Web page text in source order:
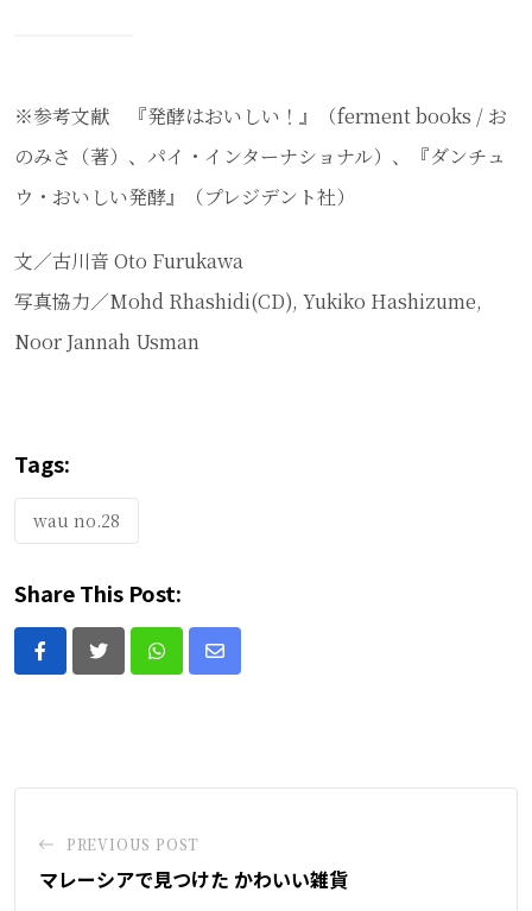
※参考文献 『発酵はおいしい！』（ferment books / お
のみさ（著）、パイ・インターナショナル）、『ダンチュ
ウ・おいしい発酵』（プレジデント社）
文／古川音 Oto Furukawa
写真協力／Mohd Rhashidi(CD), Yukiko Hashizume,
Noor Jannah Usman
Tags:
wau no.28
Share This Post:
Whatsapp
Share
PREVIOUS POST
マレーシアで見つけた かわいい雑貨